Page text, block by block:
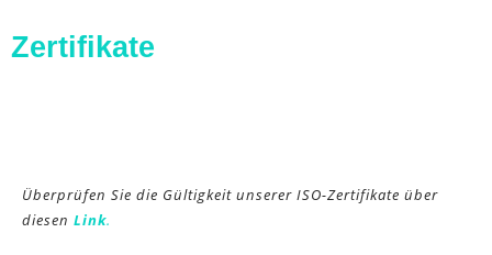
Zertifikate
Überprüfen Sie die Gültigkeit unserer ISO-Zertifikate über
diesen Link.